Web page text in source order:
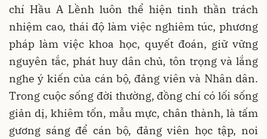
chí Hầu A Lềnh luôn thể hiện tinh thần trách
nhiệm cao, thái độ làm việc nghiêm túc, phương
pháp làm việc khoa học, quyết đoán, giữ vững
nguyên tắc, phát huy dân chủ, tôn trọng và lắng
nghe ý kiến của cán bộ, đảng viên và Nhân dân.
Trong cuộc sống đời thường, đồng chí có lối sống
giản dị, khiêm tốn, mẫu mực, chân thành, là tấm
gương sáng để cán bộ, đảng viên học tập, noi